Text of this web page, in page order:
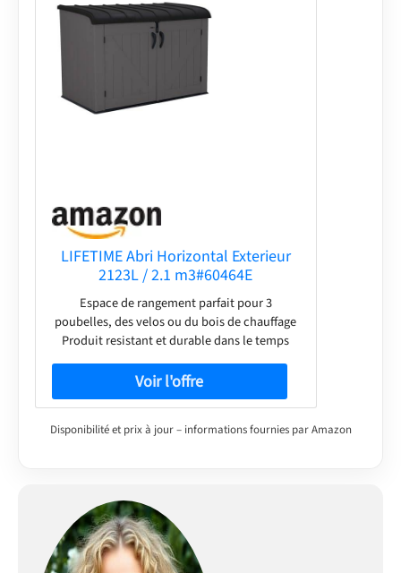
LIFETIME Abri Horizontal Exterieur
2123L / 2.1 m3#60464E
Espace de rangement parfait pour 3
poubelles, des velos ou du bois de chauffage
Produit resistant et durable dans le temps
Necessite un faible entretien Muni d'un sol
antiderapant resistant aux chocs
Disponibilité et prix à jour – informations fournies par Amazon